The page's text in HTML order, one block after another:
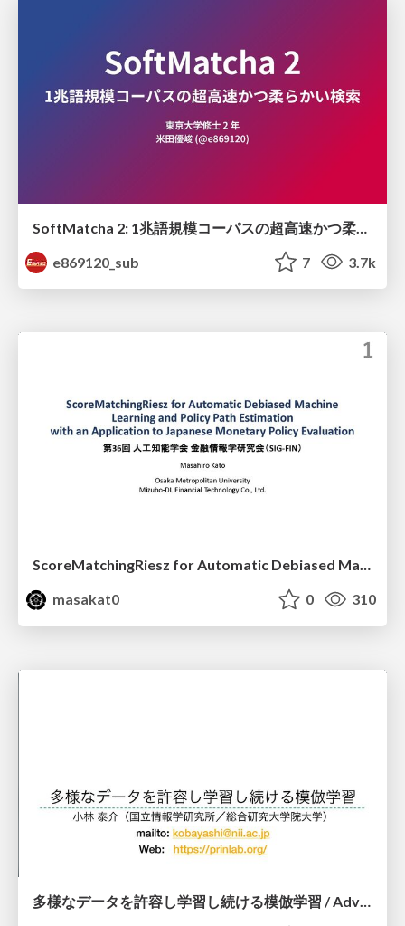
e869120_sub
7 3.7k
ScoreMatchingRiesz for Automatic Debiased Machine Learning and Policy Path Estimation with an Application to Japanese Monetary Policy Evaluation
masakat0
0 310
多様なデータを許容し学習し続ける模倣学習 / Advanced Imitation Learning for VLA